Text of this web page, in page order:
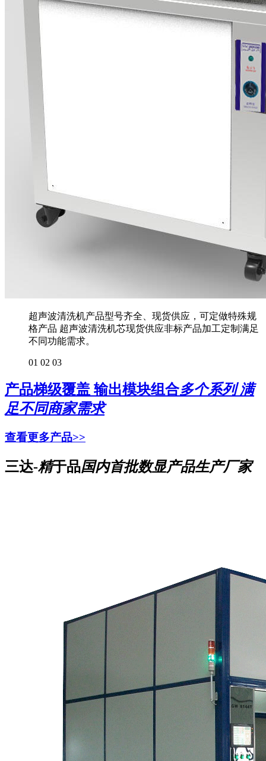
超声波清洗机产品型号齐全、现货供应，可定做特殊规
格产品 超声波清洗机芯现货供应非标产品加工定制满足
不同功能需求。
01 02 03
产品梯级覆盖 输出模块组合多个系列 满
足不同商家需求
查看更多产品>>
三达-精于品国内首批数显产品生产厂家